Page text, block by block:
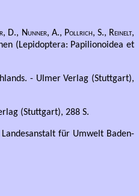
D., Nunner, A., Pollrich, S., Reinelt,
(Lepidoptera: Papilionoidea et
- Ulmer Verlag (Stuttgart),
(Stuttgart), 288 S.
für Umwelt Baden-